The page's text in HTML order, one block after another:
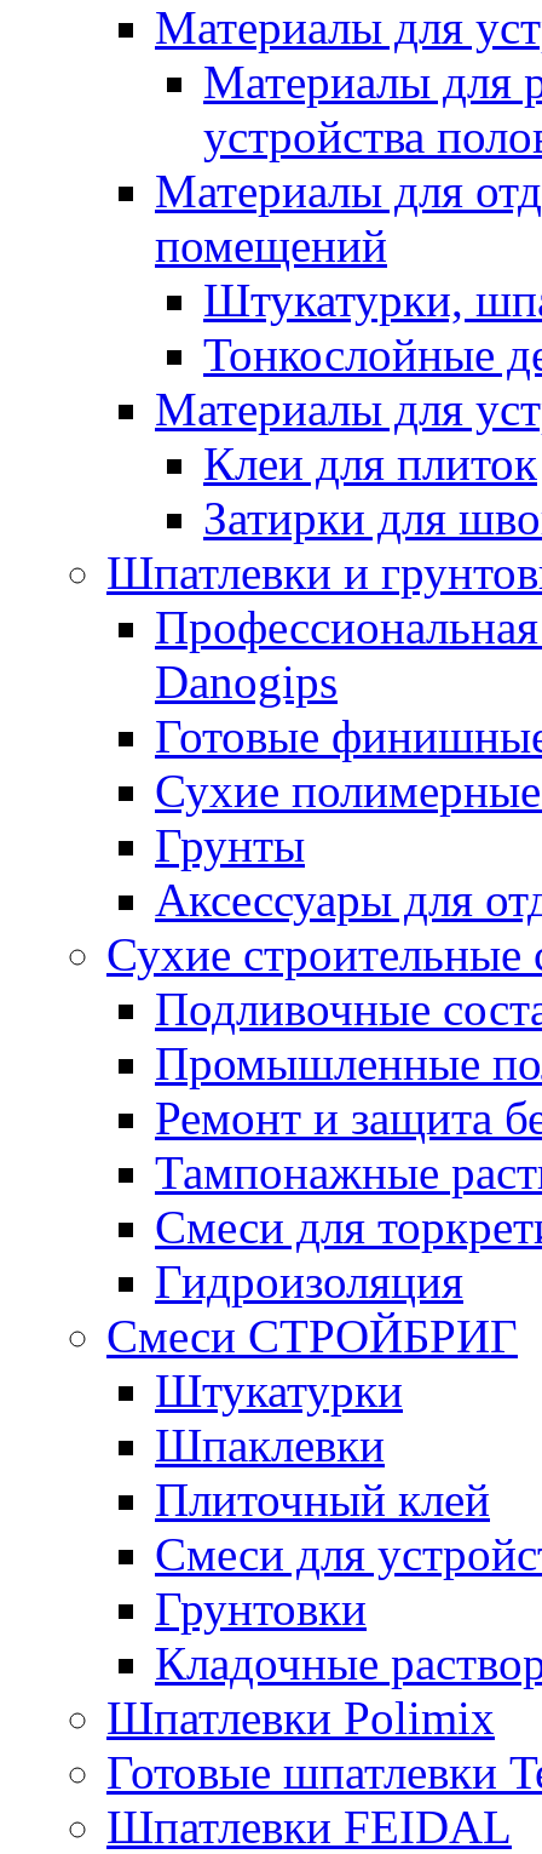
Материалы для
Материалы для
устройства
Материалы для
помещений
Штукатурки,
Тонкослойные
Материалы для
Клеи для плиток
Затирки для
Шпатлевки и
Danogips
Готовые
Сухие
Грунты
Аксессуары для
Сухие строительные
Подливочные
Промышленные
Ремонт и защита
Тампонажные
Смеси для
Гидроизоляция
Смеси СТРОЙБРИГ
Штукатурки
Шпаклевки
Плиточный клей
Смеси для
Грунтовки
Кладочные
Шпатлевки Polimix
Готовые шпатлевки
Шпатлевки FEIDAL